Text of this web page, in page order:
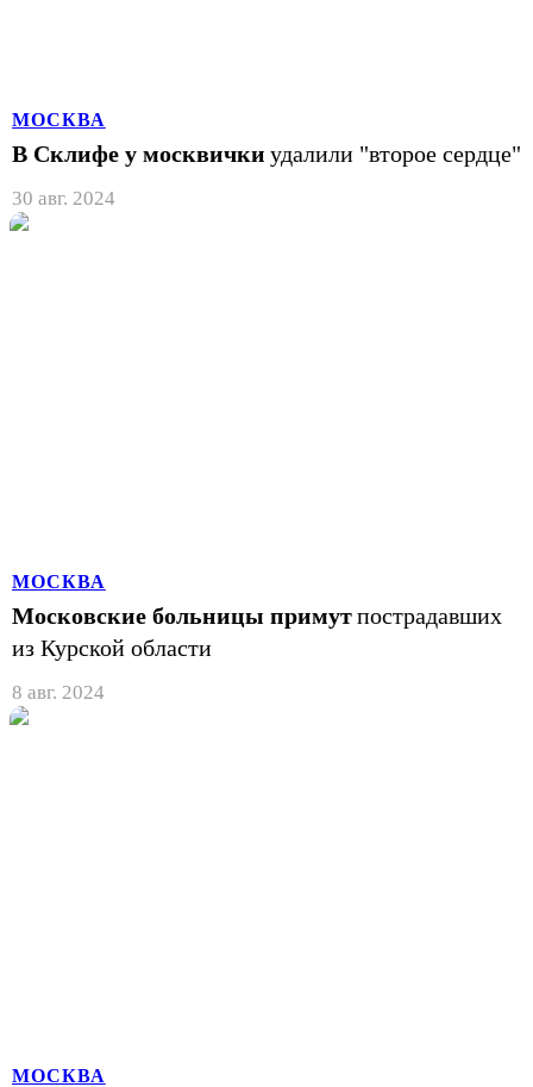
МОСКВА
В Склифе у москвички удалили "второе сердце"
30 авг. 2024
МОСКВА
Московские больницы примутпострадавших
из Курской области
8 авг. 2024
МОСКВА